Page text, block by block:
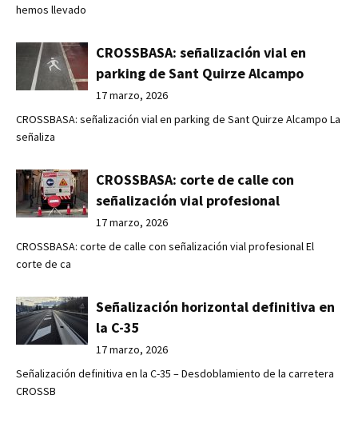
hemos llevado
CROSSBASA: señalización vial en
parking de Sant Quirze Alcampo
17 marzo, 2026
CROSSBASA: señalización vial en parking de Sant Quirze Alcampo La
señaliza
CROSSBASA: corte de calle con
señalización vial profesional
17 marzo, 2026
CROSSBASA: corte de calle con señalización vial profesional El
corte de ca
Señalización horizontal definitiva en
la C-35
17 marzo, 2026
Señalización definitiva en la C-35 – Desdoblamiento de la carretera
CROSSB